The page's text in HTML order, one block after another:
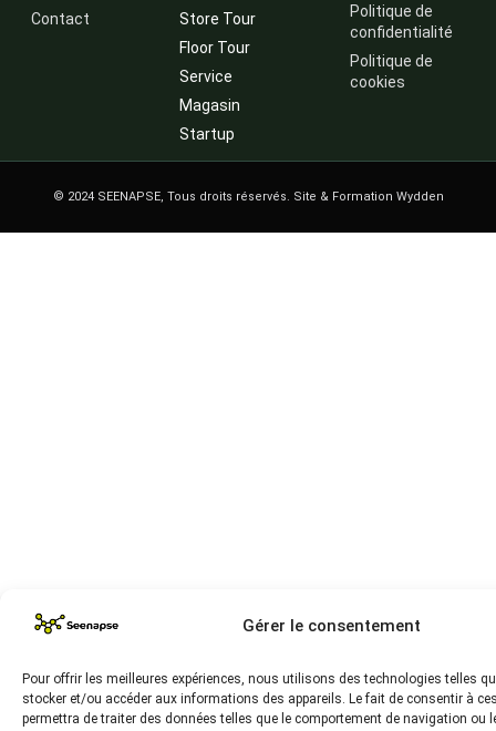
Gérer le consentement
Pour offrir les meilleures expériences, nous utilisons des technologies telles
stocker et/ou accéder aux informations des appareils. Le fait de consentir à
permettra de traiter des données telles que le comportement de navigation ou
Contact
Store Tour
Floor Tour
Service
Magasin
Startup
Politique de
confidentialité
Politique de
cookies
© 2024 SEENAPSE, Tous droits réservés. Site & Formation Wydden